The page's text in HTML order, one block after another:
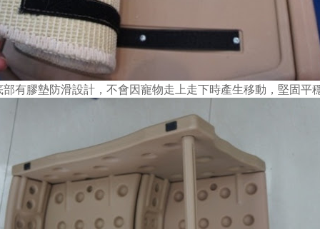
部有膠墊防滑設計，不會因寵物走上走下時產生移動，堅固平